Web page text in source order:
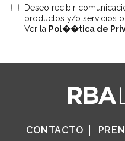
Deseo recibir
productos y/o servicios
Ver la Pol��tica de
CONTACTO